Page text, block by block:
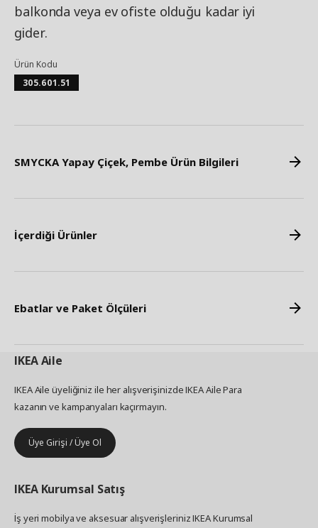
balkonda veya ev ofiste olduğu kadar iyi
gider.
Ürün Kodu
305.601.51
SMYCKA Yapay Çiçek, Pembe Ürün Bilgileri
İçerdiği Ürünler
Ebatlar ve Paket Ölçüleri
IKEAAile
IKEA Aile üyeliğiniz ile her alışverişinizde IKEA Aile Para
kazanın ve kampanyaları kaçırmayın.
Üye Girişi / Üye Ol
IKEA Kurumsal Satış
İş yeri mobilya ve aksesuar alışverişleriniz IKEA Kurumsal